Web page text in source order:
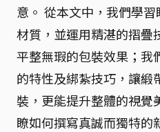
意。 從本文中，我們學
材質，並運用精湛的摺疊
平整無瑕的包裝效果；我
的特性及綁紮技巧，讓緞
裝，更能提升整體的視覺
瞭如何撰寫真誠而獨特的